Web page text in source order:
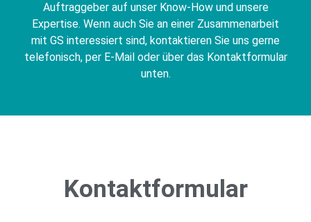
Auftraggeber auf unser Know-How und unsere
Expertise. Wenn auch Sie an einer Zusammenarbeit
mit GS interessiert sind, kontaktieren Sie uns gerne
telefonisch, per E-Mail oder über das Kontaktformular
unten.
Kontaktformular